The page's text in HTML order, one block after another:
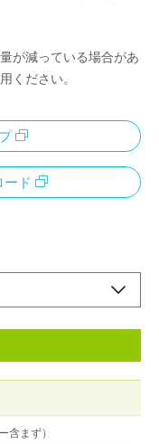
が減っている場合があ
ください。
ード
含まず）